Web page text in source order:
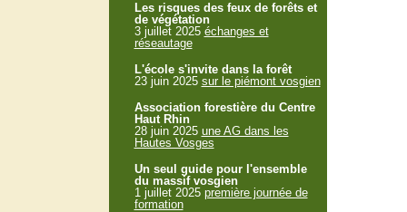
Les risques des feux de forêts et
de végétation
3 juillet 2025 échanges et
réseautage
L'école s'invite dans la forêt
23 juin 2025 sur le piémont vosgien
Association forestière du Centre
Haut Rhin
28 juin 2025 une AG dans les
Hautes Vosges
Un seul guide pour l'ensemble
du massif vosgien
1 juillet 2025 première journée de
formation